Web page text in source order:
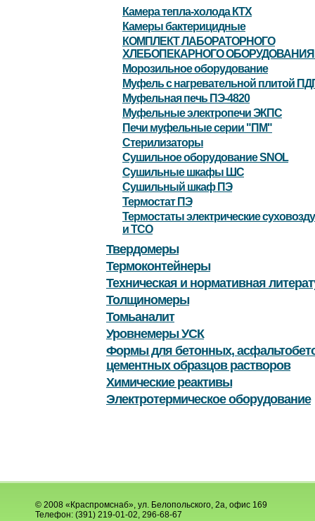
Камера тепла-холода КТХ
Камеры бактерицидные
КОМПЛЕКТ ЛАБОРАТОРНОГО
ХЛЕБОПЕКАРНОГО ОБОРУДОВАНИЯ
Морозильное оборудование
Муфель с нагревательной плитой
Муфельная печь ПЭ-4820
Муфельные электропечи ЭКПС
Печи муфельные серии "ПМ"
Стерилизаторы
Сушильное оборудование SNOL
Сушильные шкафы ШС
Сушильный шкаф ПЭ
Термостат ПЭ
Термостаты электрические
и ТСО
Твердомеры
Термоконтейнеры
Техническая и нормативная
Толщиномеры
Томьаналит
Уровнемеры УСК
Формы для бетонных,
цементных образцов растворов
Химические реактивы
Электротермическое оборудование
© 2008 «Краспромснаб», ул. Белопольского, 2а, офис 169
Телефон: (391) 219-01-02, 296-68-67